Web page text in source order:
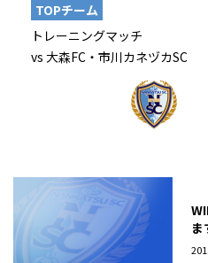
TOPチーム
トレーニングマッチ
vs 大森FC・市川カネヅカSC
ま